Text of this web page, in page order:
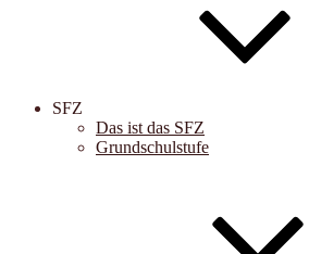
SFZ
Das ist das SFZ
Grundschulstufe